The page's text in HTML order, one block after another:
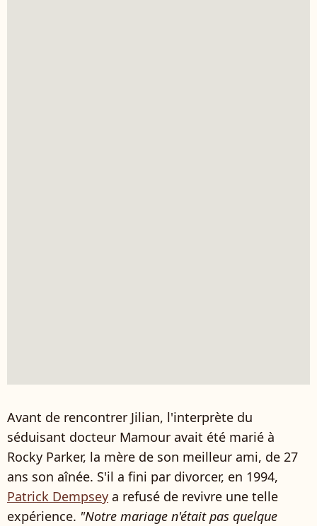
Avant de rencontrer Jilian, l'interprète du
séduisant docteur Mamour avait été marié à
Rocky Parker, la mère de son meilleur ami, de 27
ans son aînée. S'il a fini par divorcer, en 1994,
Patrick Dempsey a refusé de revivre une telle
expérience. "Notre mariage n'était pas quelque